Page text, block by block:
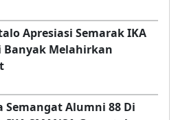
Apresiasi Semarak IKA
Banyak Melahirkan
Semangat Alumni 88 Di